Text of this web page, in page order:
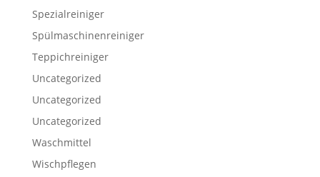
Spezialreiniger
Spülmaschinenreiniger
Teppichreiniger
Uncategorized
Uncategorized
Uncategorized
Waschmittel
Wischpflegen